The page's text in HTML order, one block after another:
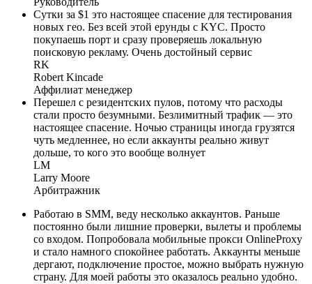
Сутки за $1 это настоящее спасение для тестирования
новых гео. Без всей этой ерунды с KYC. Просто
покупаешь порт и сразу проверяешь локальную
поисковую рекламу. Очень достойный сервис
RK
Robert Kincade
Аффилиат менеджер
Перешел с резидентских пулов, потому что расходы
стали просто безумными. Безлимитный трафик — это
настоящее спасение. Ночью страницы иногда грузятся
чуть медленнее, но если аккаунты реально живут
дольше, то кого это вообще волнует
LM
Larry Moore
Арбитражник
Работаю в SMM, веду несколько аккаунтов. Раньше
постоянно были лишние проверки, вылеты и проблемы
со входом. Попробовала мобильные прокси OnlineProxy
и стало намного спокойнее работать. Аккаунты меньше
дергают, подключение простое, можно выбрать нужную
страну. Для моей работы это оказалось реально удобно.